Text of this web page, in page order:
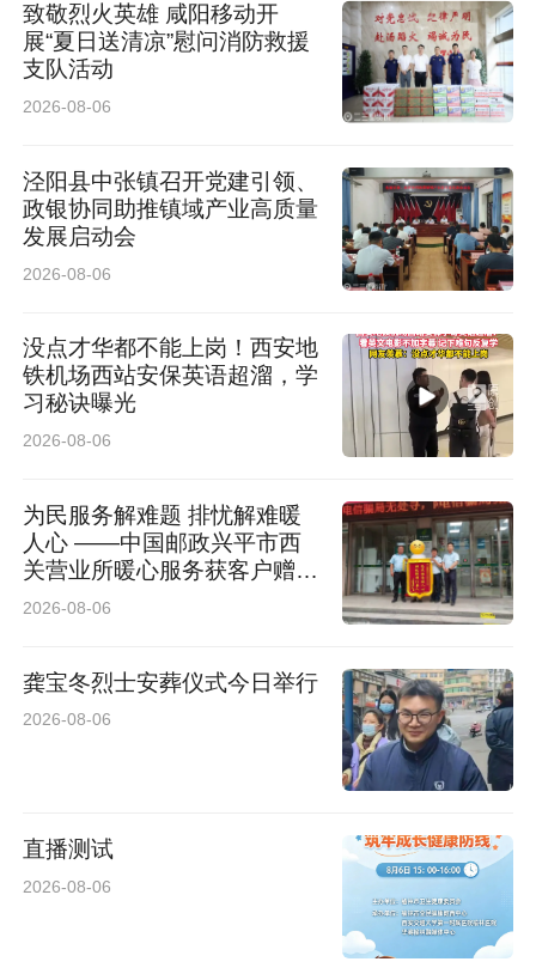
致敬烈火英雄 咸阳移动开
展“夏日送清凉”慰问消防救援
支队活动
2026-08-06
泾阳县中张镇召开党建引领、
政银协同助推镇域产业高质量
发展启动会
2026-08-06
没点才华都不能上岗！西安地
铁机场西站安保英语超溜，学
习秘诀曝光
2026-08-06
为民服务解难题 排忧解难暖
人心 ——中国邮政兴平市西
关营业所暖心服务获客户赠送
锦旗
2026-08-06
龚宝冬烈士安葬仪式今日举行
2026-08-06
直播测试
2026-08-06